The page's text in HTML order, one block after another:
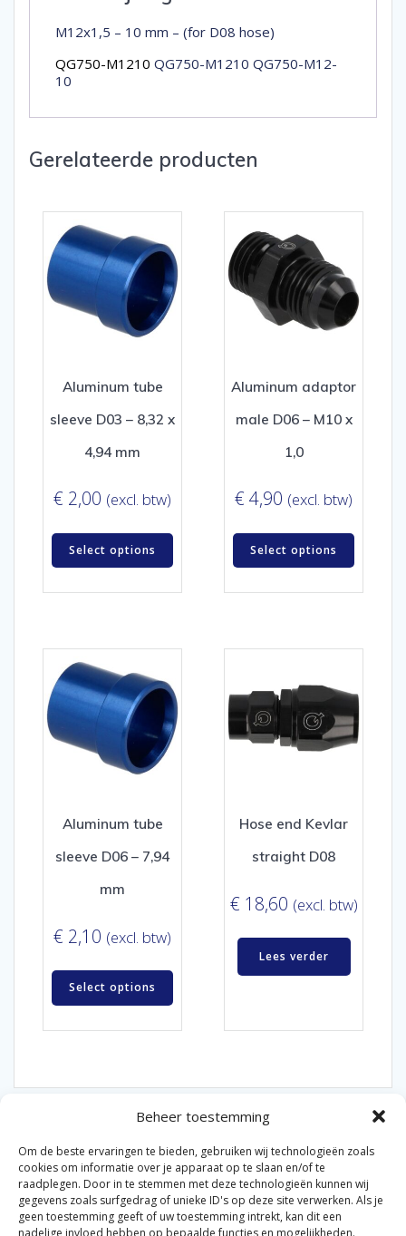
Beheer toestemming
Om de beste ervaringen te bieden, gebruiken wij technologieën zoals
cookies om informatie over je apparaat op te slaan en/of te
raadplegen. Door in te stemmen met deze technologieën kunnen wij
gegevens zoals surfgedrag of unieke ID's op deze site verwerken. Als je
geen toestemming geeft of uw toestemming intrekt, kan dit een
nadelige invloed hebben op bepaalde functies en mogelijkheden.
M12x1,5 – 10 mm – (for D08 hose)
QG750-M1210 QG750-M1210 QG750-M12-
10
Gerelateerde producten
Aluminum tube
sleeve D03 – 8,32 x
4,94 mm
€ 2,00 (excl. btw)
Select options
Aluminum adaptor
male D06 – M10 x
1,0
€ 4,90 (excl. btw)
Select options
Aluminum tube
sleeve D06 – 7,94
mm
€ 2,10 (excl. btw)
Select options
Hose end Kevlar
straight D08
€ 18,60 (excl. btw)
Lees verder
© 2026 Van der Bel Las en Radiateurenbedrijf.